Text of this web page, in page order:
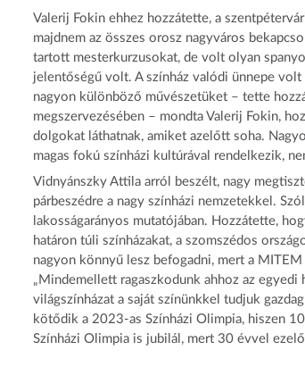
Valerij Fokin ehhez hozzátette, a
majdnem az összes orosz nagyváros
tartott mesterkurzusokat, de volt olyan
jelentőségű volt. A színház valódi ünnepe
nagyon különböző művészetüket – tette
megszervezésében – mondta Valerij Fokin,
dolgokat láthatnak, amiket azelőtt soha.
magas fokú színházi kultúrával rendelkezik,
Vidnyánszky Attila arról beszélt, nagy
párbeszédre a nagy színházi nemzetekkel.
lakosságarányos mutatójában. Hozzátette,
határon túli színházakat, a szomszédos
nagyon könnyű lesz befogadni, mert a
„Mindemellett ragaszkodunk ahhoz az egyedi
világszínházat a saját színünkkel tudjuk
kötődik a 2023-as Színházi Olimpia, hiszen
Színházi Olimpia is jubilál, mert 30 évvel